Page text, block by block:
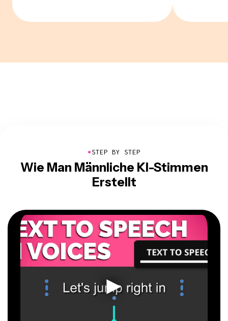
●STEP BY STEP
Wie Man Männliche KI-Stimmen
Erstellt